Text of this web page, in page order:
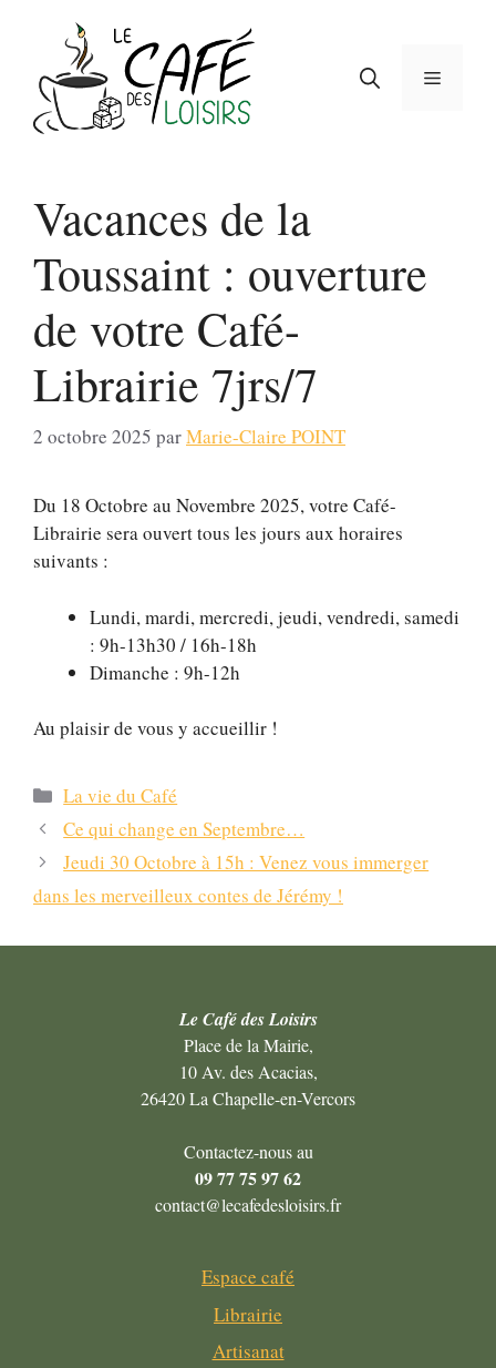
contenu
Menu
Vacances de la
Toussaint : ouverture
de votre Café-
Librairie 7jrs/7
2 octobre 2025 parMarie-Claire POINT
Du 18 Octobre au Novembre 2025, votre Café-
Librairie sera ouvert tous les jours aux horaires
suivants :
Lundi, mardi, mercredi, jeudi, vendredi, samedi
: 9h-13h30 / 16h-18h
Dimanche : 9h-12h
Au plaisir de vous y accueillir !
Catégories
La vie du Café
Navigation
des
Ce qui change en Septembre…
Jeudi 30 Octobre à 15h : Venez vous immerger
dans les merveilleux contes de Jérémy !
Le Café des Loisirs
Place de la Mairie,
10 Av. des Acacias,
26420 La Chapelle-en-Vercors
Contactez-nous au
09 77 75 97 62
contact@lecafedesloisirs.fr
Espace café
Librairie
Artisanat